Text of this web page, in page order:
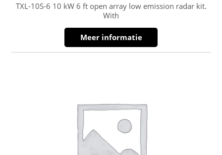
TXL-10S-6 10 kW 6 ft open array low emission radar kit.
With
Meer informatie